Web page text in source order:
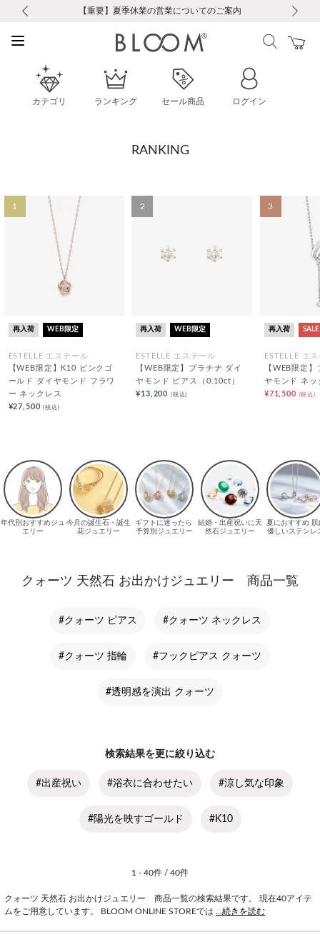
お修理・アフターサービスのご案内
【重要】令和８年熊本地震に伴う集配への影響について
【重要】ギフトラッピング料金改定および仕様変更のお知らせ
【重要】夏季休業の営業についてのご案内
税込5,500円以上で送料無料｜最短24時間以内に発送
新規会員登録で1000ポイントプレゼント！
新規LINE友だち登録で500円クーポンプレゼント
会員限定！レビュー投稿で100ポイントプレゼント
お修理・アフターサービスのご案内
【重要】令和８年熊本地震に伴う集配への影響について
カテゴリ ランキング セール商品 ログイン
RANKING
1
再入荷 WEB限定
ESTELLE エステール
【WEB限定】K10 ピンクゴ
ールド ダイヤモンド フラワ
ー ネックレス
¥27,500(税込)
2
再入荷 WEB限定
ESTELLE エステール
【WEB限定】プラチナ ダイ
ヤモンド ピアス（0.10ct）
¥13,200 (税込)
3
再入荷 SALE
ESTELLE エ
【WEB限定
ヤモンド ネッ
¥71,500 (税込)
クォーツ 天然石 お出かけジュエリー 商品一覧
#クォーツ ピアス #クォーツ ネックレス
#クォーツ 指輪 #フックピアス クォーツ
#透明感を演出 クォーツ
検索結果を更に絞り込む
#出産祝い #浴衣に合わせたい #涼し気な印象
#陽光を映すゴールド #K10
1 - 40件 / 40件
クォーツ 天然石 お出かけジュエリー 商品一覧の検索結果です。 現在40アイテ
ムをご用意しています。 BLOOM ONLINE STOREでは ...続きを読む